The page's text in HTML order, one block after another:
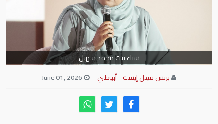
سناء بنت محمد سهيل
بزنس ميدل إيست - أبوظبي